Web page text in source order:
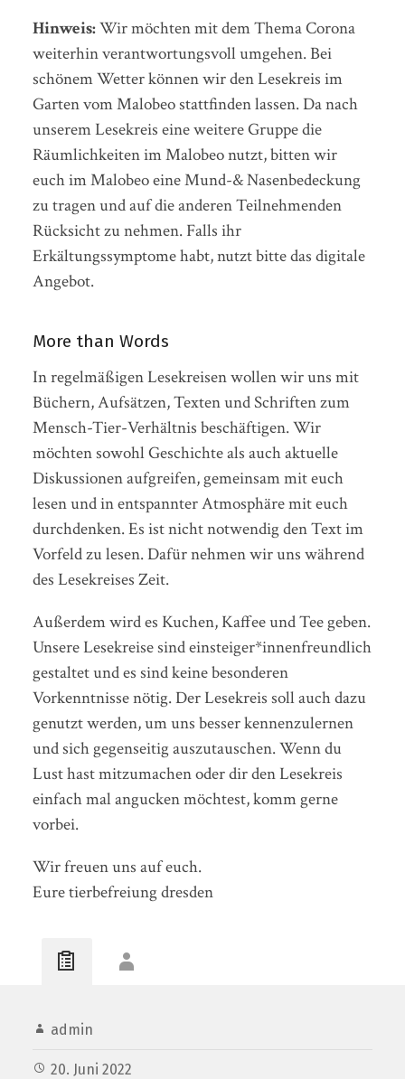
Hinweis:Wir möchten mit dem Thema Corona
weiterhin verantwortungsvoll umgehen. Bei
schönem Wetter können wir den Lesekreis im
Garten vom Malobeo stattfinden lassen. Da nach
unserem Lesekreis eine weitere Gruppe die
Räumlichkeiten im Malobeo nutzt, bitten wir
euch im Malobeo eine Mund-& Nasenbedeckung
zu tragen und auf die anderen Teilnehmenden
Rücksicht zu nehmen. Falls ihr
Erkältungssymptome habt, nutzt bitte das digitale
Angebot.
More than Words
In regelmäßigen Lesekreisen wollen wir uns mit
Büchern, Aufsätzen, Texten und Schriften zum
Mensch-Tier-Verhältnis beschäftigen. Wir
möchten sowohl Geschichte als auch aktuelle
Diskussionen aufgreifen, gemeinsam mit euch
lesen und in entspannter Atmosphäre mit euch
durchdenken. Es ist nicht notwendig den Text im
Vorfeld zu lesen. Dafür nehmen wir uns während
des Lesekreises Zeit.
Außerdem wird es Kuchen, Kaffee und Tee geben.
Unsere Lesekreise sind einsteiger*innenfreundlich
gestaltet und es sind keine besonderen
Vorkenntnisse nötig. Der Lesekreis soll auch dazu
genutzt werden, um uns besser kennenzulernen
und sich gegenseitig auszutauschen. Wenn du
Lust hast mitzumachen oder dir den Lesekreis
einfach mal angucken möchtest, komm gerne
vorbei.
Wir freuen uns auf euch.
Eure tierbefreiung dresden
admin
20. Juni 2022